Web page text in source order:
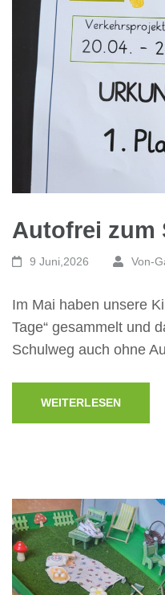
Autofrei zum
9 Juni,2026 Von-
Im Mai haben unsere
Tage“ gesammelt und
Schulweg auch ohne
WEITERLESEN